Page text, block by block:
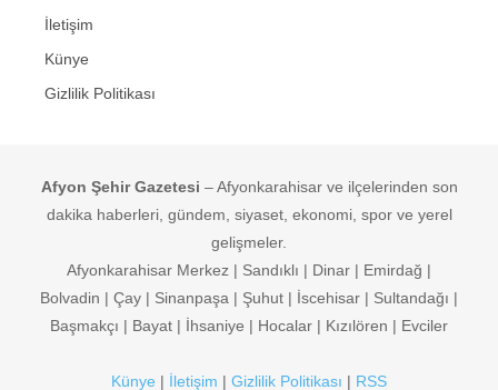
İletişim
Künye
Gizlilik Politikası
Afyon Şehir Gazetesi – Afyonkarahisar ve ilçelerinden son
dakika haberleri, gündem, siyaset, ekonomi, spor ve yerel
gelişmeler.
Afyonkarahisar Merkez | Sandıklı | Dinar | Emirdağ |
Bolvadin | Çay | Sinanpaşa | Şuhut | İscehisar | Sultandağı |
Başmakçı | Bayat | İhsaniye | Hocalar | Kızılören | Evciler
Künye | İletişim | Gizlilik Politikası | RSS